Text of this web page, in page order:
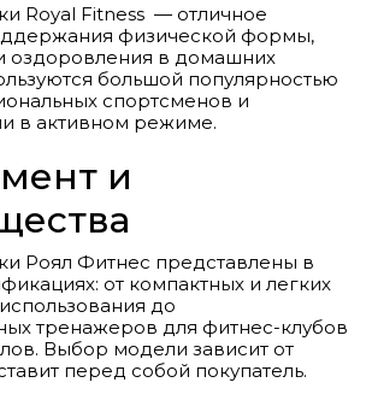
Royal Fitness — отличное
физической формы,
оздоровления в домашних
большой популярностью
спортсменов и
в активном режиме.
и
Роял Фитнес представлены в
от компактных и легких
до
тренажеров для фитнес-клубов
Выбор модели зависит от
перед собой покупатель.